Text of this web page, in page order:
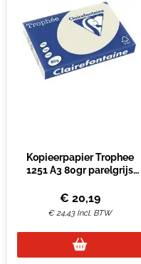
Kopieerpapier Trophee
1251 A3 80gr parelgrijs
€ 20,19
€24,43 Incl. BTW